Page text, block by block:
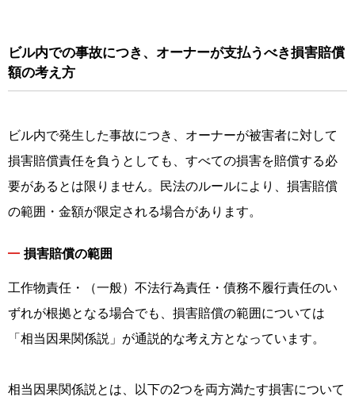
ビル内での事故につき、オーナーが支払うべき損害賠償
額の考え方
ビル内で発生した事故につき、オーナーが被害者に対して
損害賠償責任を負うとしても、すべての損害を賠償する必
要があるとは限りません。民法のルールにより、損害賠償
の範囲・金額が限定される場合があります。
損害賠償の範囲
工作物責任・（一般）不法行為責任・債務不履行責任のい
ずれが根拠となる場合でも、損害賠償の範囲については
「相当因果関係説」が通説的な考え方となっています。
相当因果関係説とは、以下の2つを両方満たす損害について